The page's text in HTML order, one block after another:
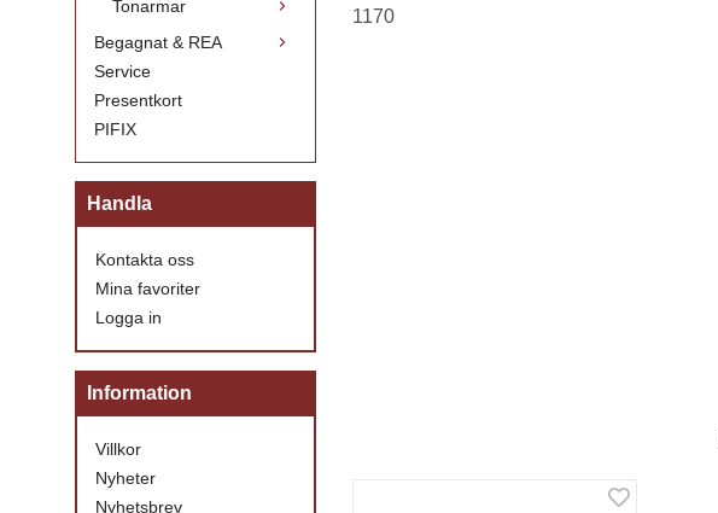
Tonarmar
Begagnat & REA
Service
Presentkort
PIFIX
Handla
Kontakta oss
Mina favoriter
Logga in
Information
Villkor
Nyheter
Nyhetsbrev
1170